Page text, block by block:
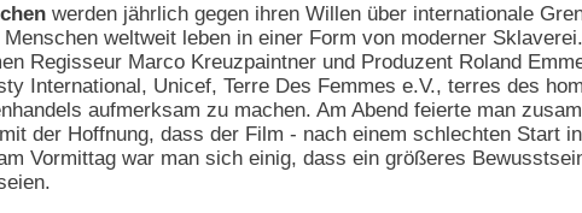
werden jährlich gegen ihren Willen über internationale
weltweit leben in einer Form von moderner Sklaverei.
Regisseur Marco Kreuzpaintner und Produzent Roland
International, Unicef, Terre Des Femmes e.V., terres des
aufmerksam zu machen. Am Abend feierte man
der Hoffnung, dass der Film - nach einem schlechten Start
Vormittag war man sich einig, dass ein größeres